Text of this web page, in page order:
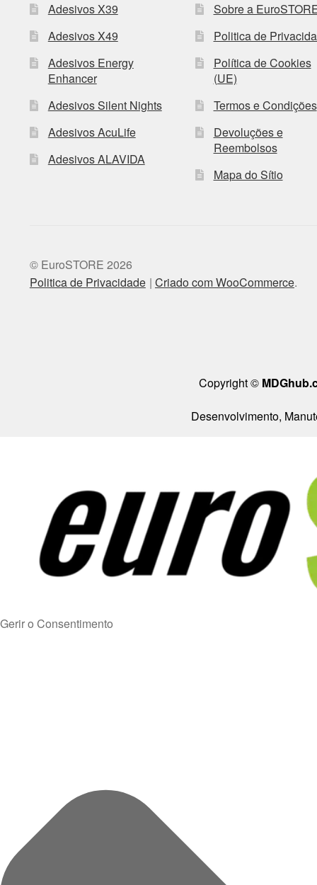
Adesivos X39
Adesivos X49
Adesivos Energy
Enhancer
Adesivos Silent Nights
Adesivos AcuLife
Adesivos ALAVIDA
Sobre a
Politica de
Política de Cookies
(UE)
Termos e Condições
Devoluções e
Reembolsos
Mapa do Sítio
© EuroSTORE 2026
Politica de Privacidade Criado com WooCommerce.
Copyright ©
Desenvolvimento,
Gerir o Consentimento